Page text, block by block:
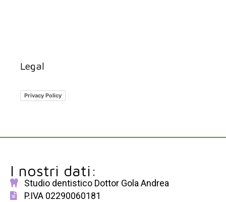
Legal
Privacy Policy
I nostri dati:
Studio dentistico Dottor Gola Andrea
P.IVA 02290060181